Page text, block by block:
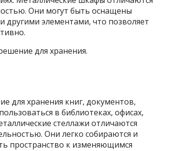
Они могут быть оснащены
элементами, что позволяет
для хранения.
для хранения книг, документов,
в библиотеках, офисах,
стеллажи отличаются
Они легко собираются и
пространство к изменяющимся